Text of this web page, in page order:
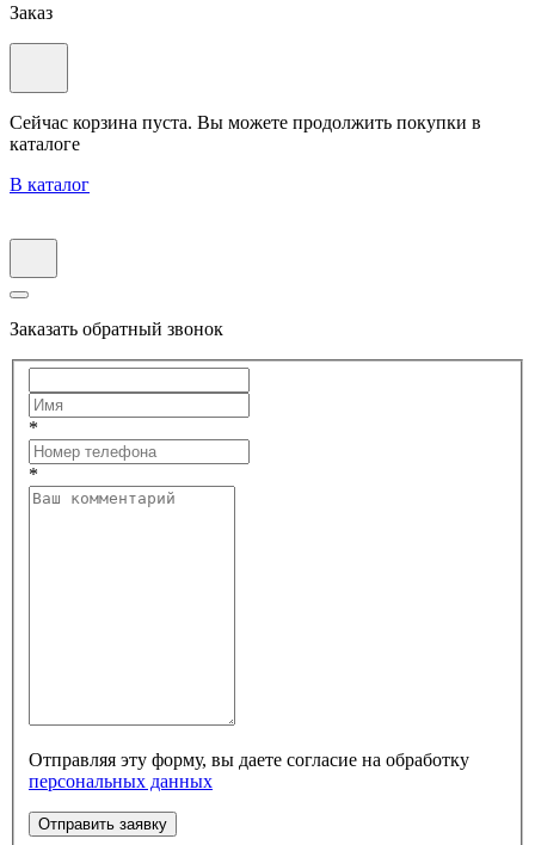
Заказ
Сейчас корзина пуста. Вы можете продолжить покупки в
каталоге
В каталог
Заказать обратный звонок
*
*
Отправляя эту форму, вы даете согласие на обработку
персональных данных
Отправить заявку